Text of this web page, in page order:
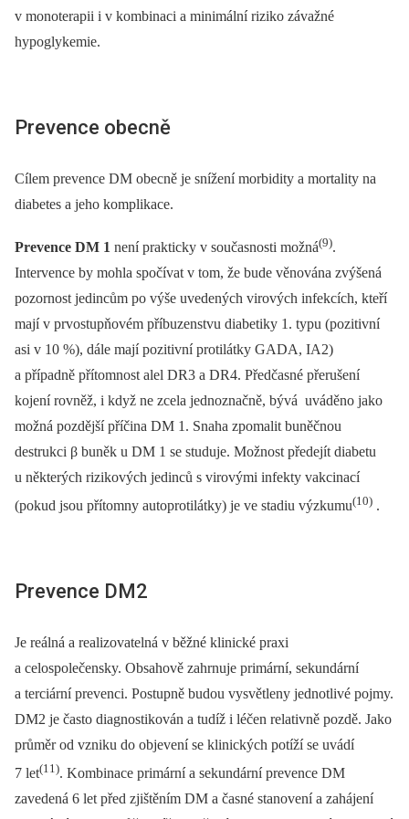
v monoterapii i v kombinaci a minimální riziko závažné
hypoglykemie.
Prevence obecně
Cílem prevence DM obecně je snížení morbidity a mortality na
diabetes a jeho komplikace.
Prevence DM 1 není prakticky v současnosti možná(9).
Intervence by mohla spočívat v tom, že bude věnována zvýšená
pozornost jedincům po výše uvedených virových infekcích, kteří
mají v prvostupňovém příbuzenstvu diabetiky 1. typu (pozitivní
asi v 10 %), dále mají pozitivní protilátky GADA, IA2)
a případně přítomnost alel DR3 a DR4. Předčasné přerušení
kojení rovněž, i když ne zcela jednoznačně, bývá uváděno jako
možná pozdější příčina DM 1. Snaha zpomalit buněčnou
destrukci β buněk u DM 1 se studuje. Možnost předejít diabetu
u některých rizikových jedinců s virovými infekty vakcinací
(pokud jsou přítomny autoprotilátky) je ve stadiu výzkumu(10) .
Prevence DM2
Je reálná a realizovatelná v běžné klinické praxi
a celospolečensky. Obsahově zahrnuje primární, sekundární
a terciární prevenci. Postupně budou vysvětleny jednotlivé pojmy.
DM2 je často diagnostikován a tudíž i léčen relativně pozdě. Jako
průměr od vzniku do objevení se klinických potíží se uvádí
7 let(11). Kombinace primární a sekundární prevence DM
zavedená 6 let před zjištěním DM a časné stanovení a zahájení